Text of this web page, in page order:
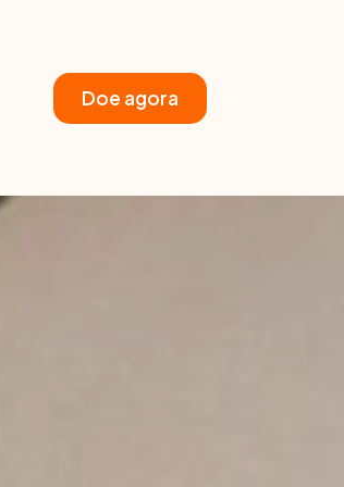
Doe agora